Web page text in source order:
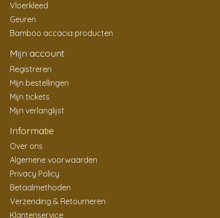
Vloerkleed
Geuren
Bamboo accacia producten
Mijn account
Registreren
Mijn bestellingen
Mijn tickets
Mijn verlanglijst
Informatie
Over ons
Algemene voorwaarden
Privacy Policy
Betaalmethoden
Verzending & Retourneren
Klantenservice